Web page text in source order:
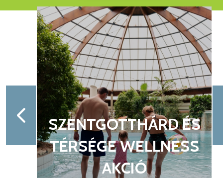
KIADÓ BÉRLETI
EGYSÉG